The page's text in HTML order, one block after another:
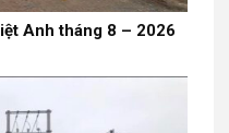
Anh tháng 8 – 2026